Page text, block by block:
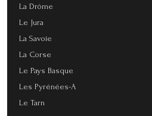
La Drôme
Le Jura
La Savoie
La Corse
Le Pays Basque
Les Pyrénées-A
Le Tarn